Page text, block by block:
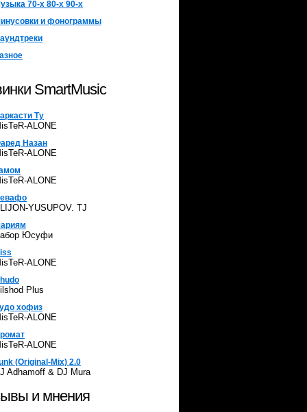
70-х 80-х 90-х
и фонограммы
SmartMusic
Ту
ALONE
Назан
ALONE
ALONE
YUSUPOV. TJ
Юсуфи
ALONE
Plus
хофиз
ALONE
ALONE
(Original-Mix) 2.0
Adhamoff & DJ Mura
и мнения